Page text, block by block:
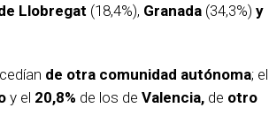
Llobregat (18,4%), Granada (34,3%) y
de otra comunidad autónoma; el
y el 20,8% de los de Valencia, de otro